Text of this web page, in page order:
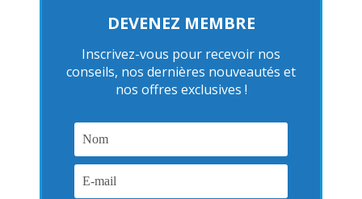
DEVENEZ MEMBRE
Inscrivez-vous pour recevoir nos
conseils, nos dernières nouveautés et
nos offres exclusives !